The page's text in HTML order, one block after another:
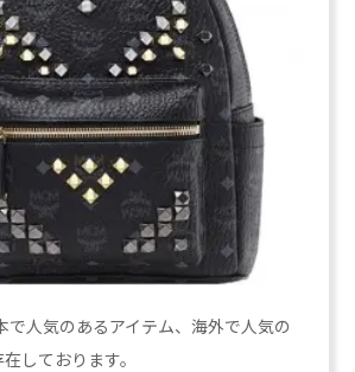
で人気のあるアイテム、海外で人気の
しております。